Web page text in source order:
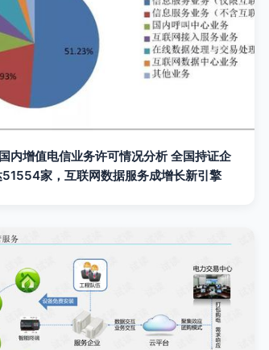
内增值电信业务许可情况分析 全国持证企
家，互联网数据服务成增长新引擎